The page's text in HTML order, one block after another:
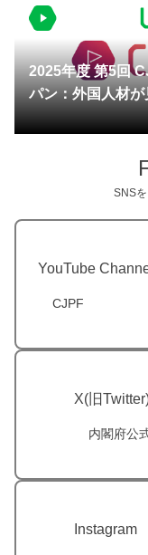
2025年度 第5回
パン：外国人材
SNS
YouTube
CJPF
X(旧
内閣府公
Instagram